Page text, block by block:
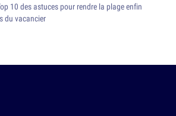
10 des astuces pour rendre la plage enfin
du vacancier